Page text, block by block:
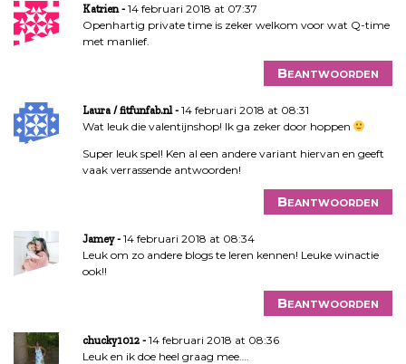
Katrien
14 februari 2018 at 07:37
Openhartig private time is zeker welkom voor wat Q-time
met manlief.
Beantwoorden
Laura / fitfunfab.nl
14 februari 2018 at 08:31
Wat leuk die valentijnshop! Ik ga zeker door hoppen
Super leuk spel! Ken al een andere variant hiervan en geeft
vaak verrassende antwoorden!
Beantwoorden
Jamey
14 februari 2018 at 08:34
Leuk om zo andere blogs te leren kennen! Leuke winactie
ook!!
Beantwoorden
chucky1012
14 februari 2018 at 08:36
Leuk en ik doe heel graag mee….